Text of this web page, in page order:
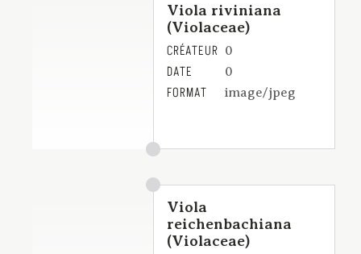
Viola riviniana
(Violaceae)
CRÉATEUR 0
DATE 0
FORMAT image/jpeg
Viola
reichenbachiana
(Violaceae)